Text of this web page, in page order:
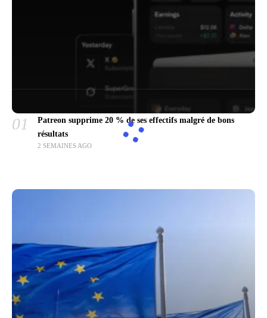
01
Patreon supprime 20 % de ses effectifs malgré de bons
résultats
2 SEMAINES AGO